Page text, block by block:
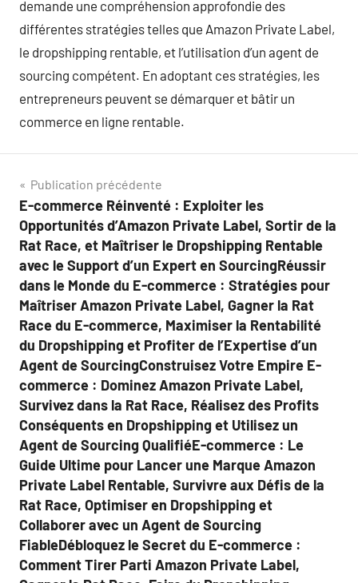
demande une compréhension approfondie des
différentes stratégies telles que Amazon Private Label,
le dropshipping rentable, et l’utilisation d’un agent de
sourcing compétent. En adoptant ces stratégies, les
entrepreneurs peuvent se démarquer et bâtir un
commerce en ligne rentable.
Navigation
de
l’article
Publication précédente
E-commerce Réinventé : Exploiter les
Opportunités d’Amazon Private Label, Sortir de la
Rat Race, et Maîtriser le Dropshipping Rentable
avec le Support d’un Expert en SourcingRéussir
dans le Monde du E-commerce : Stratégies pour
Maîtriser Amazon Private Label, Gagner la Rat
Race du E-commerce, Maximiser la Rentabilité
du Dropshipping et Profiter de l’Expertise d’un
Agent de SourcingConstruisez Votre Empire E-
commerce : Dominez Amazon Private Label,
Survivez dans la Rat Race, Réalisez des Profits
Conséquents en Dropshipping et Utilisez un
Agent de Sourcing QualifiéE-commerce : Le
Guide Ultime pour Lancer une Marque Amazon
Private Label Rentable, Survivre aux Défis de la
Rat Race, Optimiser en Dropshipping et
Collaborer avec un Agent de Sourcing
FiableDébloquez le Secret du E-commerce :
Comment Tirer Parti Amazon Private Label,